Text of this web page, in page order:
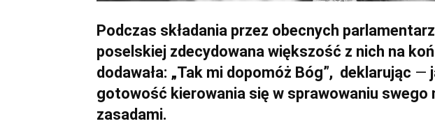
Podczas składania przez obecnych
poselskiej zdecydowana większość z nich na
dodawała: „Tak mi dopomóż Bóg”, deklarując —
gotowość kierowania się w sprawowaniu swego
zasadami.